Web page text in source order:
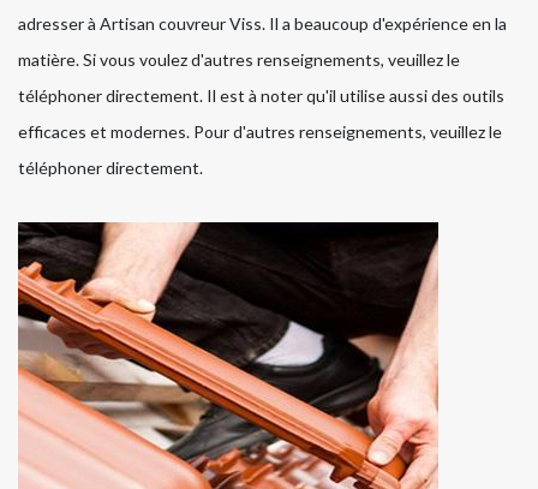
adresser à Artisan couvreur Viss. Il a beaucoup d'expérience en la
matière. Si vous voulez d'autres renseignements, veuillez le
téléphoner directement. Il est à noter qu'il utilise aussi des outils
efficaces et modernes. Pour d'autres renseignements, veuillez le
téléphoner directement.